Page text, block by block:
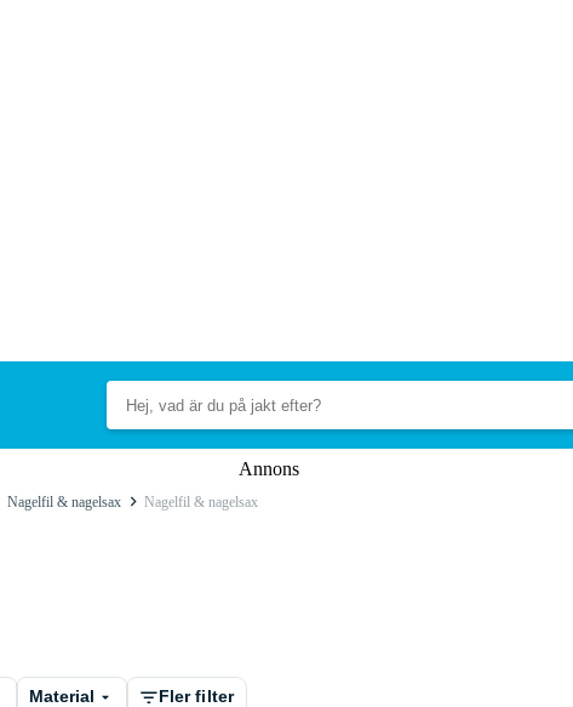
Annons
Nagelfil & nagelsax Nagelfil & nagelsax
Material
Fler filter